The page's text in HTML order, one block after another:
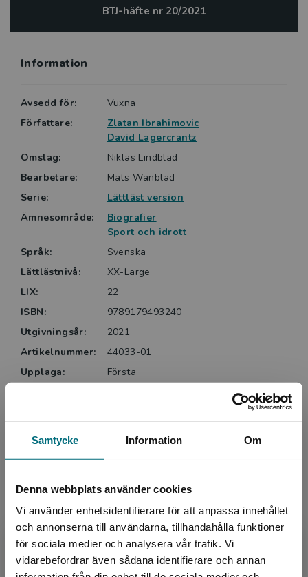
Samtycke Information Om
Denna webbplats använder cookies
Vi använder enhetsidentifierare för att anpassa innehållet
och annonserna till användarna, tillhandahålla funktioner
för sociala medier och analysera vår trafik. Vi
vidarebefordrar även sådana identifierare och annan
Begränsad fraktregion
BTJ-häfte nr 20/2021
Information
Avsedd för:
Vuxna
Författare:
Zlatan Ibrahimovic
David Lagercrantz
Omslag:
Niklas Lindblad
Bearbetare:
Mats Wänblad
Serie:
Lättläst version
Ämnesområde:
Biografier
Sport och idrott
Språk:
Svenska
Lättlästnivå:
XX-Large
LIX:
22
ISBN:
9789179493240
Utgivningsår:
2021
Artikelnummer:
44033-01
Upplaga:
Första
Upphovspersoner